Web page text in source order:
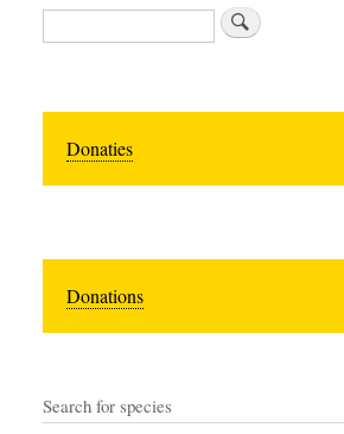
Search
Donaties
Donations
Search for species